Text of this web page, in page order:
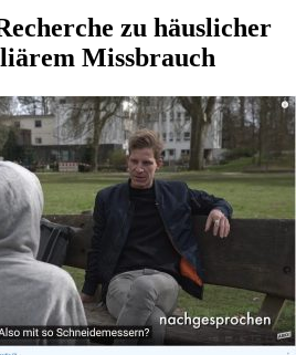
zu häuslicher
Missbrauch